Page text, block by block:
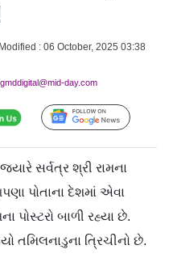
: 06 October, 2025 03:38
day.com
Follow Us
સર્વત્ર શ્રી રામના
પોતાના દેશમાં એવા
પોસ્ટરો બાળી રહ્યા છે.
તમિલનાડુના ત્રિચીનો છે.